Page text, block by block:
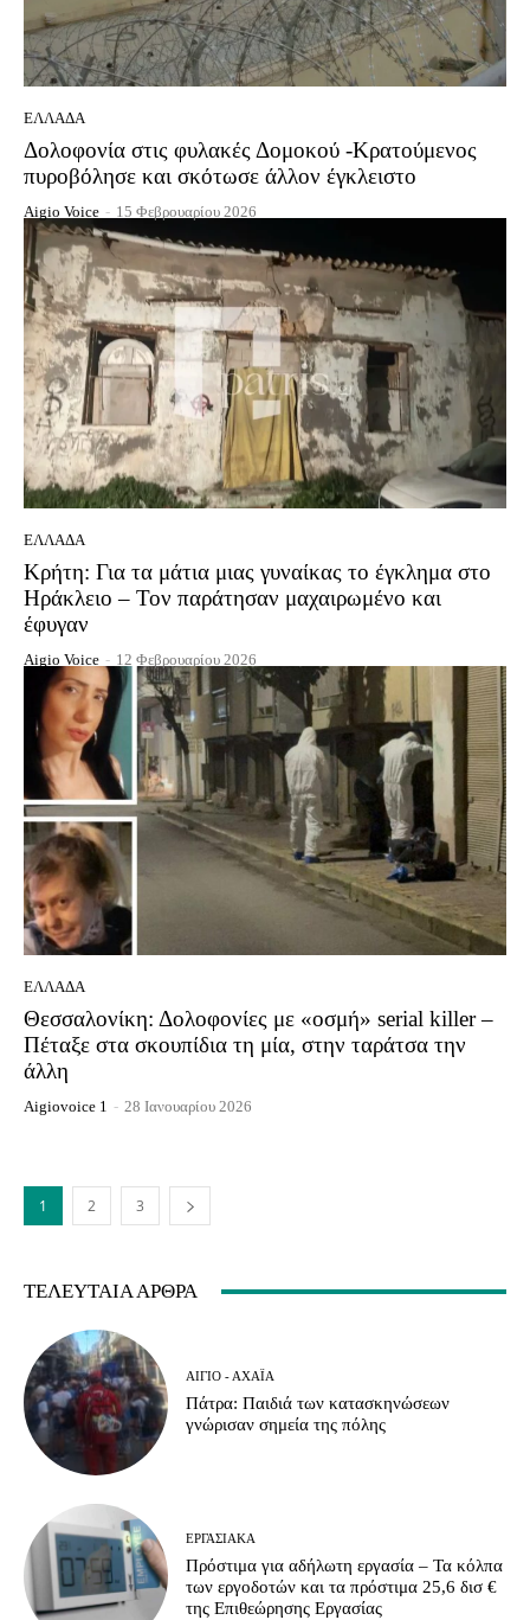
ΕΛΛΆΔΑ
Δολοφονία στις φυλακές Δομοκού -Κρατούμενος
πυροβόλησε και σκότωσε άλλον έγκλειστο
Aigio Voice - 15 Φεβρουαρίου 2026
ΕΛΛΆΔΑ
Κρήτη: Για τα μάτια μιας γυναίκας το έγκλημα στο
Ηράκλειο – Τον παράτησαν μαχαιρωμένο και
έφυγαν
Aigio Voice - 12 Φεβρουαρίου 2026
ΕΛΛΆΔΑ
Θεσσαλονίκη: Δολοφονίες με «οσμή» serial killer –
Πέταξε στα σκουπίδια τη μία, στην ταράτσα την
άλλη
Aigiovoice 1 - 28 Ιανουαρίου 2026
1 2 3
ΤΕΛΕΥΤΑΊΑ ΆΡΘΡΑ
ΑΊΓΙΟ - ΑΧΑΪ́Α
Πάτρα: Παιδιά των κατασκηνώσεων
γνώρισαν σημεία της πόλης
ΕΡΓΑΣΙΑΚΆ
Πρόστιμα για αδήλωτη εργασία – Τα κόλπα
των εργοδοτών και τα πρόστιμα 25,6 δισ €
της Επιθεώρησης Εργασίας